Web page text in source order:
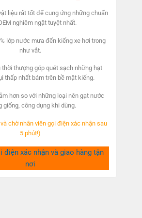
was:
320,000₫.
is:
liệu rất tốt để cung ứng những chuẩn
nghiêm ngặt tuyệt nhất.
lớp nước mưa đến kiếng xe hơi trong
như vắt.
thời thượng góp quét sạch những hạt
thấp nhất bám trên bề mặt kiếng.
hơn so với những loại nên gạt nước
giống, công dụng khi dùng.
chờ nhân viên gọi điện xác nhận sau
5 phút!)
điện xác nhận và giao hàng tận
nơi